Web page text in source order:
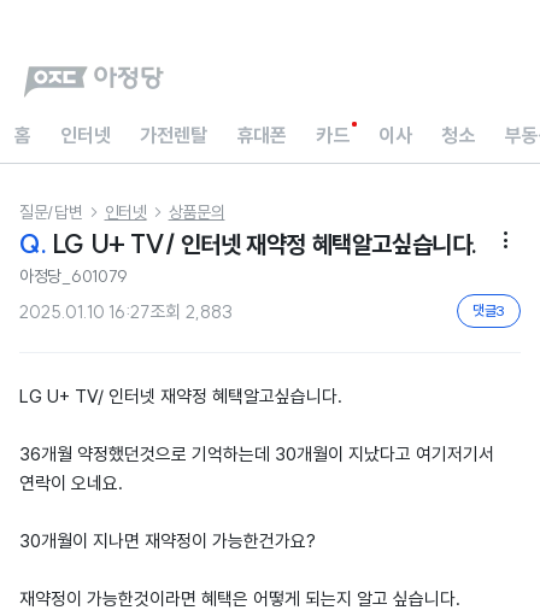
홈 인터넷 가전렌탈 휴대폰 카드 이사 청소 부
질문/답변  인터넷  상품문의
Q. LG U+ TV/ 인터넷 재약정 혜택알고싶습니다. 
아정당_601079
2025.01.10 16:27조회 2,883 댓글3
LG U+ TV/ 인터넷 재약정 혜택알고싶습니다.
36개월 약정했던것으로 기억하는데 30개월이 지났다고 여기저기서
연락이 오네요.
30개월이 지나면 재약정이 가능한건가요?
재약정이 가능한것이라면 혜택은 어떻게 되는지 알고 싶습니다.